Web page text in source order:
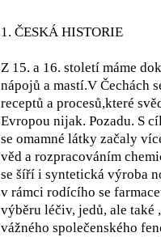
1. ČESKÁ HISTORIE
Z 15. a 16. století máme
nápojů a mastí.V Čechách
receptů a procesů,které
Evropou nijak. Pozadu. S
se omamné látky začaly
věd a rozpracováním
se šíří i syntetická výroba
v rámci rodícího se
výběru léčiv, jedů, ale
vážného společenského